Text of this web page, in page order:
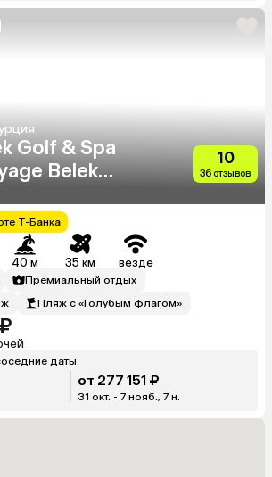
Golf & Spa
Belek
10
36 отзывов
Т-Банка
40 м 35 км везде
Премиальный отдых
Пляж с «Голубым флагом»
даты
от 277 151 ₽
31 окт. - 7 нояб., 7 н.